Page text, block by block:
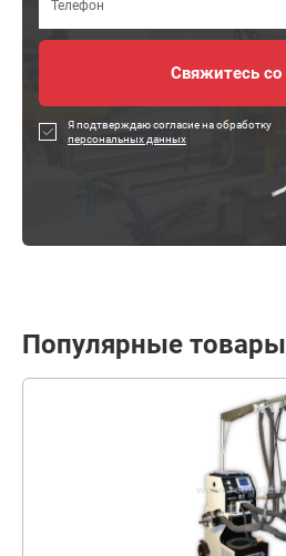
Я подтверждаю согласие на обработку
персональных данных
Популярные товары